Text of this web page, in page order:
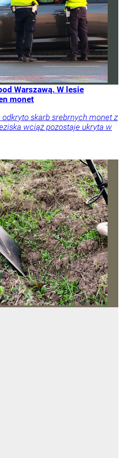
Warszawą. W lesie
monet
skarb srebrnych monet z
wciąż pozostaje ukryta w